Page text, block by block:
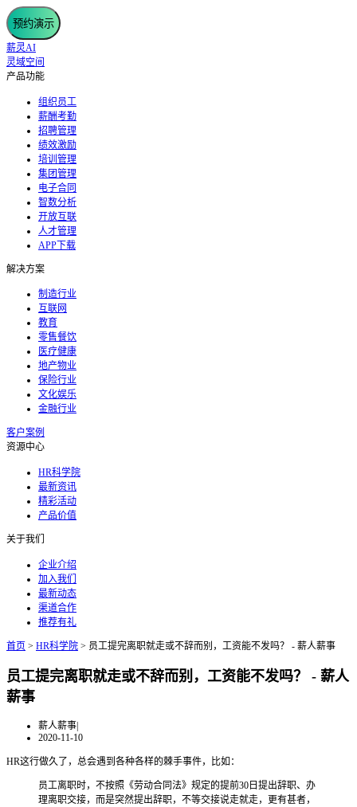
预约演示
薪灵AI
灵域空间
产品功能
组织员工
薪酬考勤
招聘管理
绩效激励
培训管理
集团管理
电子合同
智数分析
开放互联
人才管理
APP下载
解决方案
制造行业
互联网
教育
零售餐饮
医疗健康
地产物业
保险行业
文化娱乐
金融行业
客户案例
资源中心
HR科学院
最新资讯
精彩活动
产品价值
关于我们
企业介绍
加入我们
最新动态
渠道合作
推荐有礼
首页 > HR科学院 > 员工提完离职就走或不辞而别，工资能不发吗？ - 薪人薪事
员工提完离职就走或不辞而别，工资能不发吗？ - 薪人
薪事
薪人薪事|
2020-11-10
HR这行做久了，总会遇到各种各样的棘手事件，比如：
员工离职时，不按照《劳动合同法》规定的提前30日提出辞职、办
理离职交接，而是突然提出辞职，不等交接说走就走，更有甚者，